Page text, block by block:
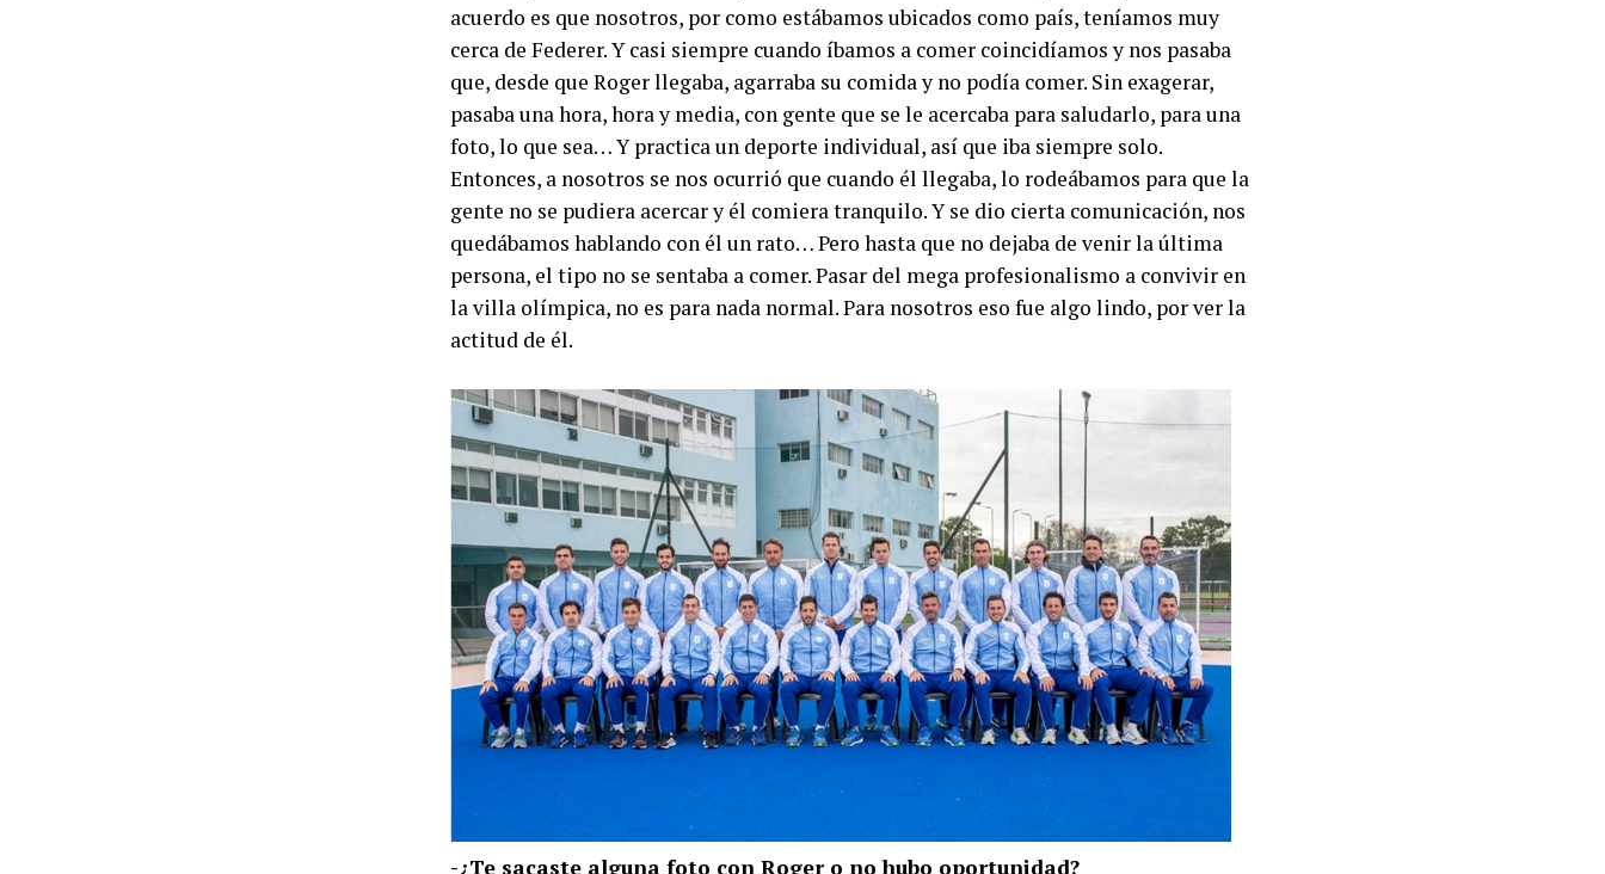
acuerdo es que nosotros, por como estábamos ubicados como país, teníamos muy
cerca de Federer. Y casi siempre cuando íbamos a comer coincidíamos y nos pasaba
que, desde que Roger llegaba, agarraba su comida y no podía comer. Sin exagerar,
pasaba una hora, hora y media, con gente que se le acercaba para saludarlo, para una
foto, lo que sea… Y practica un deporte individual, así que iba siempre solo.
Entonces, a nosotros se nos ocurrió que cuando él llegaba, lo rodeábamos para que la
gente no se pudiera acercar y él comiera tranquilo. Y se dio cierta comunicación, nos
quedábamos hablando con él un rato… Pero hasta que no dejaba de venir la última
persona, el tipo no se sentaba a comer. Pasar del mega profesionalismo a convivir en
la villa olímpica, no es para nada normal. Para nosotros eso fue algo lindo, por ver la
actitud de él.
-¿Te sacaste alguna foto con Roger o no hubo oportunidad?